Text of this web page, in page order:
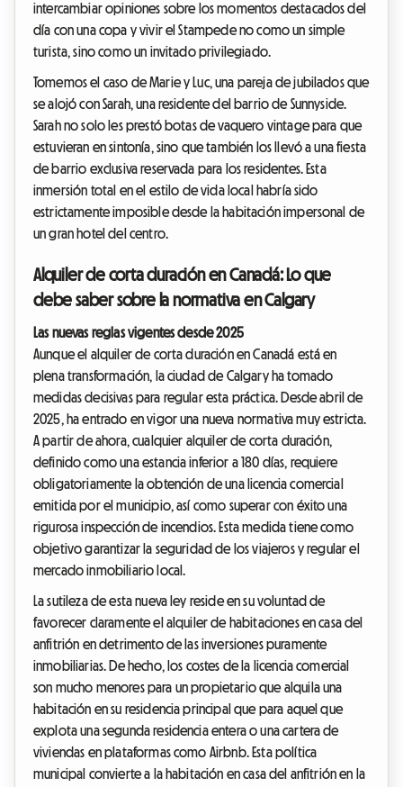
intercambiar opiniones sobre los momentos destacados del
día con una copa y vivir el Stampede no como un simple
turista, sino como un invitado privilegiado.
Tomemos el caso de Marie y Luc, una pareja de jubilados que
se alojó con Sarah, una residente del barrio de Sunnyside.
Sarah no solo les prestó botas de vaquero vintage para que
estuvieran en sintonía, sino que también los llevó a una fiesta
de barrio exclusiva reservada para los residentes. Esta
inmersión total en el estilo de vida local habría sido
estrictamente imposible desde la habitación impersonal de
un gran hotel del centro.
Alquiler de corta duración en Canadá: Lo que
debe saber sobre la normativa en Calgary
Las nuevas reglas vigentes desde 2025
Aunque el alquiler de corta duración en Canadá está en
plena transformación, la ciudad de Calgary ha tomado
medidas decisivas para regular esta práctica. Desde abril de
2025, ha entrado en vigor una nueva normativa muy estricta.
A partir de ahora, cualquier alquiler de corta duración,
definido como una estancia inferior a 180 días, requiere
obligatoriamente la obtención de una licencia comercial
emitida por el municipio, así como superar con éxito una
rigurosa inspección de incendios. Esta medida tiene como
objetivo garantizar la seguridad de los viajeros y regular el
mercado inmobiliario local.
La sutileza de esta nueva ley reside en su voluntad de
favorecer claramente el alquiler de habitaciones en casa del
anfitrión en detrimento de las inversiones puramente
inmobiliarias. De hecho, los costes de la licencia comercial
son mucho menores para un propietario que alquila una
habitación en su residencia principal que para aquel que
explota una segunda residencia entera o una cartera de
viviendas en plataformas como Airbnb. Esta política
municipal convierte a la habitación en casa del anfitrión en la